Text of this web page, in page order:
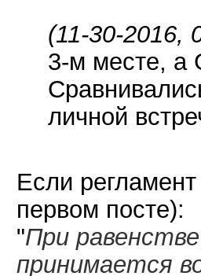
(11-30-2016,
3-м месте, а
личной
Если
первом посте):
"При
принимается